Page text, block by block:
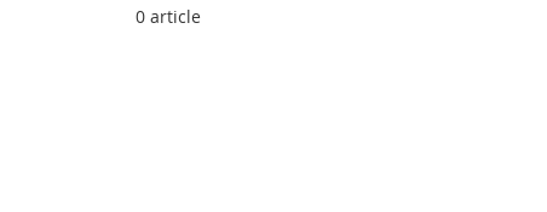
0 article